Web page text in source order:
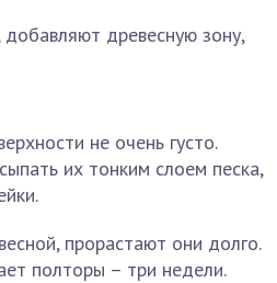
добавляют древесную зону,
не очень густо.
их тонким слоем песка,
прорастают они долго.
полторы – три недели.